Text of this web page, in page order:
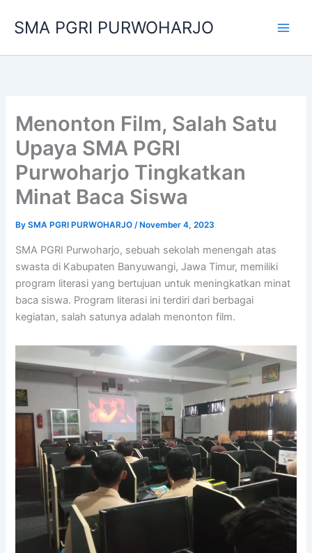
SMA PGRI PURWOHARJO
Menonton Film, Salah Satu
Upaya SMA PGRI
Purwoharjo Tingkatkan
Minat Baca Siswa
BySMA PGRI PURWOHARJO/ November 4, 2023
SMA PGRI Purwoharjo, sebuah sekolah menengah atas
swasta di Kabupaten Banyuwangi, Jawa Timur, memiliki
program literasi yang bertujuan untuk meningkatkan minat
baca siswa. Program literasi ini terdiri dari berbagai
kegiatan, salah satunya adalah menonton film.